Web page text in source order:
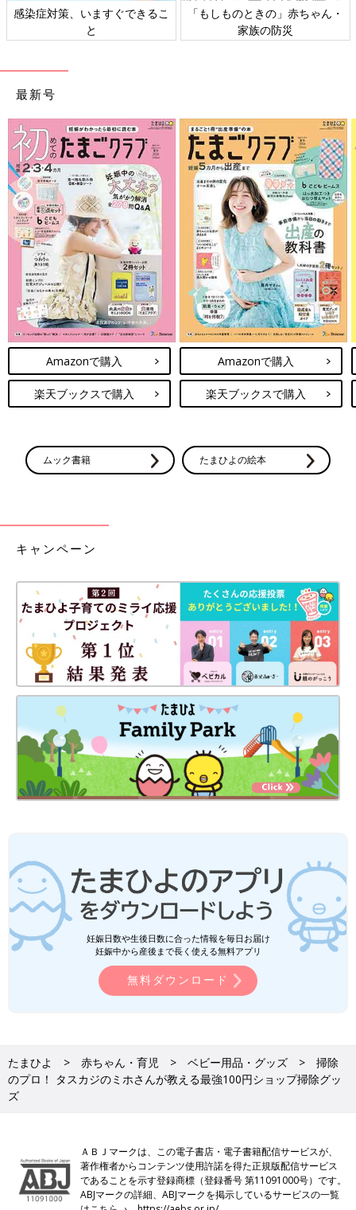
日本外来小児科学会リーフレッ
ト検討会
六星占術 細木かおりさんの人生
相談
最新号
Amazonで購入
楽天ブックスで購入
Amazonで購入
楽天ブックスで購入
ムック書籍 たまひよの絵本
キャンペーン
妊娠日数や生後日数に合った情報を毎日お届け
妊娠中から産後まで長く使える無料アプリ
無料ダウンロード
たまひよ 赤ちゃん・育児 ベビー用品・グッズ
掃除
のプロ！ タスカジのミホさんが教える最強100円ショップ掃除グッ
ズ
ＡＢＪマークは、この電子書店・電子書籍配信サービスが、
著作権者からコンテンツ使用許諾を得た正規版配信サービス
であることを示す登録商標（登録番号 第11091000号）です。
ABJマークの詳細、ABJマークを掲示しているサービスの一覧